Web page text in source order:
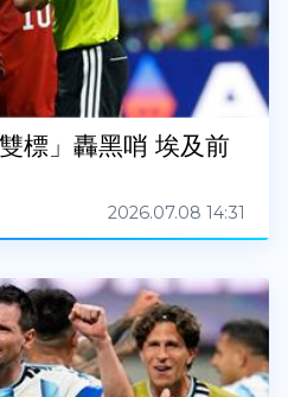
標」轟黑哨 埃及前
2026.07.08 14:31